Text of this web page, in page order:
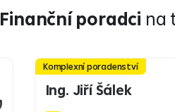
Finanční poradci na
Komplexní poradenství
Ing. Jiří Šálek